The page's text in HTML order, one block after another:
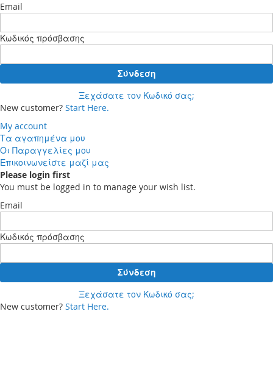
Email
Κωδικός πρόσβασης
Σύνδεση
Ξεχάσατε τον Κωδικό σας;
New customer? Start Here.
My account
Τα αγαπημένα μου
Οι Παραγγελίες μου
Επικοινωνείστε μαζί μας
Please login first
You must be logged in to manage your wish list.
Email
Κωδικός πρόσβασης
Σύνδεση
Ξεχάσατε τον Κωδικό σας;
New customer? Start Here.